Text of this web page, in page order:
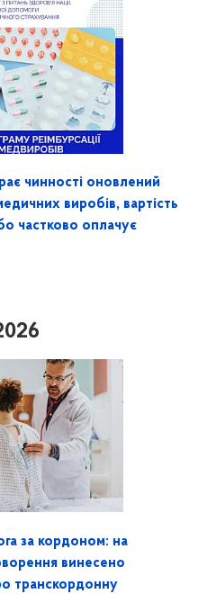
чинності оновлений
виробів, вартість
частково оплачує
за кордоном: на
винесено
транскордонну